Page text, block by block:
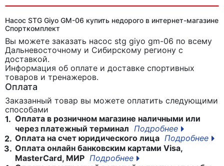
Насос STG Giyo GM-06 купить недорого в интернет-магазине
Спорткомплект
Вы можете заказать насос stg giyo gm-06 по всему
Дальневосточному и Сибирскому региону с
доставкой.
Информация об оплате и доставке спортивных
товаров и тренажеров.
Оплата
Заказанный товар вы можете оплатить следующими
способами
1. Оплата в розничном магазине наличными или
через платежный терминал Подробнее
2. Оплата на счет юридического лица Подробнее
3. Оплата онлайн банковским картами Visa,
MasterCard, МИР Подробнее